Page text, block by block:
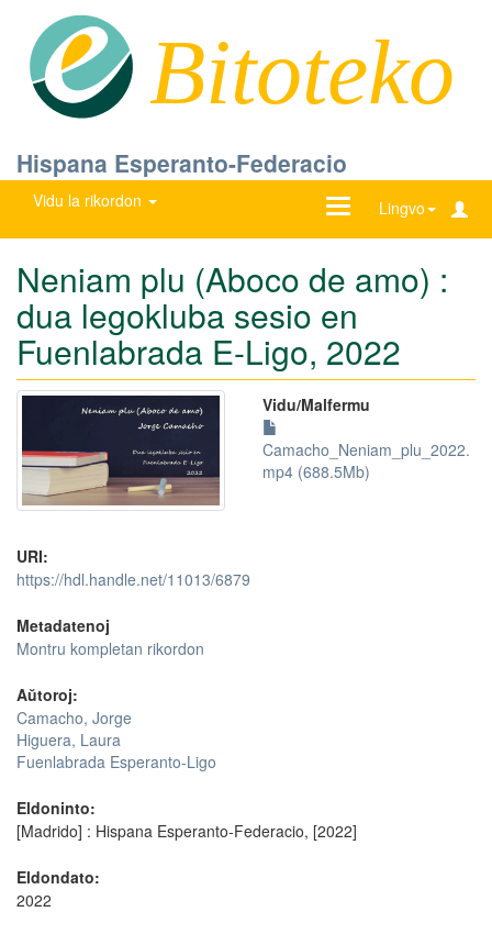
Bitoteko
Hispana Esperanto-Federacio
Vidu la rikordon Lingvo
Ŝanĝu
Neniam plu (Aboco de amo) :
dua legokluba sesio en
Fuenlabrada E-Ligo, 2022
Vidu/Malfermu
Camacho_Neniam_plu_2022.
mp4 (688.5Mb)
URI:
https://hdl.handle.net/11013/6879
Metadatenoj
Montru kompletan rikordon
Aŭtoroj:
Camacho, Jorge
Higuera, Laura
Fuenlabrada Esperanto-Ligo
Eldoninto:
[Madrido] : Hispana Esperanto-Federacio, [2022]
Eldondato:
2022